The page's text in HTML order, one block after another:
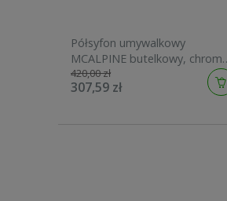
Półsyfon umywalkowy
MCALPINE butelkowy, chrom
CA32SQEU-CB
420,00 zł
307,59 zł